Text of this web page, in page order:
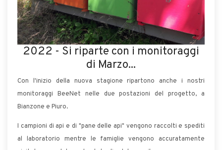
2022 - Si riparte con i monitoraggi
di Marzo...
Con l'inizio della nuova stagione ripartono anche i nostri
monitoraggi BeeNet nelle due postazioni del progetto, a
Bianzone e Piuro.
I campioni di api e di "pane delle api" vengono raccolti e spediti
al laboratorio mentre le famiglie vengono accuratamente